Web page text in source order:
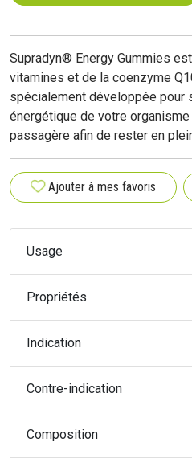
Supradyn® Energy Gummies
vitamines et de la coenzyme
spécialement développée pour
énergétique de votre
passagère afin de rester en
Ajouter à mes favoris
Usage
Propriétés
Indication
Contre-indication
Composition